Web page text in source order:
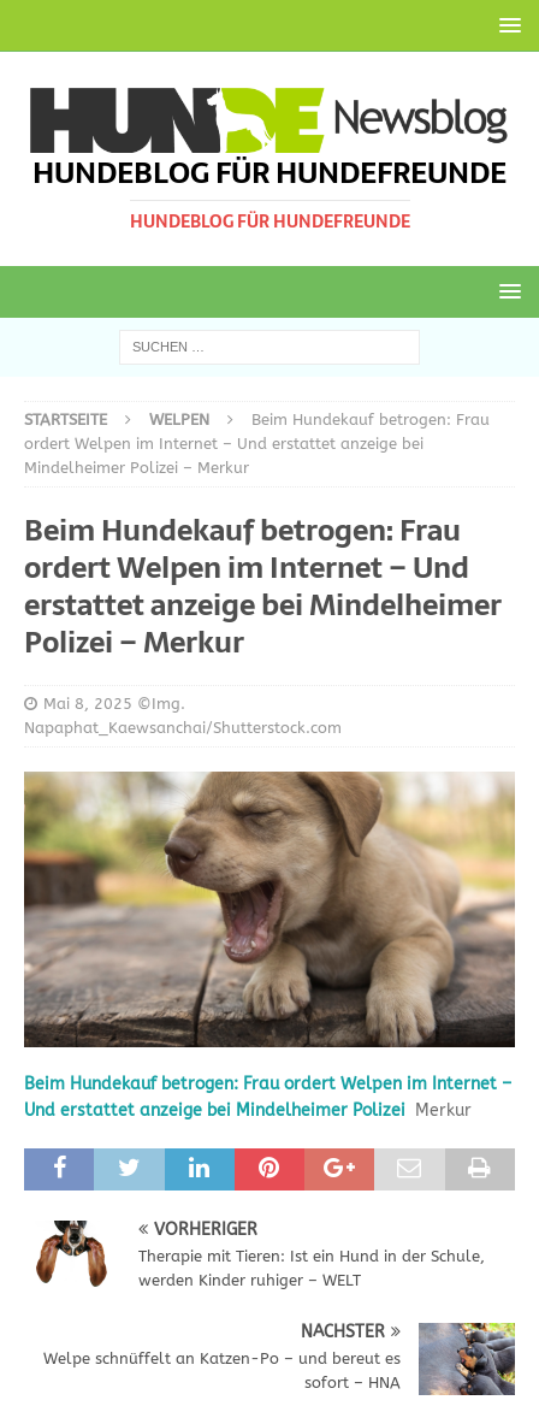
HUNDEBLOG FÜR HUNDEFREUNDE
HUNDEBLOG FÜR HUNDEFREUNDE
STARTSEITE WELPEN
Beim Hundekauf betrogen: Frau
ordert Welpen im Internet – Und erstattet anzeige bei
Mindelheimer Polizei – Merkur
Beim Hundekauf betrogen: Frau
ordert Welpen im Internet – Und
erstattet anzeige bei Mindelheimer
Polizei – Merkur
Mai 8, 2025 ©Img.
Napaphat_Kaewsanchai/Shutterstock.com
Beim Hundekauf betrogen: Frau ordert Welpen im Internet –
Und erstattet anzeige bei Mindelheimer Polizei Merkur
VORHERIGER
Therapie mit Tieren: Ist ein Hund in der Schule,
werden Kinder ruhiger – WELT
NÄCHSTER
Welpe schnüffelt an Katzen-Po – und bereut es
sofort – HNA